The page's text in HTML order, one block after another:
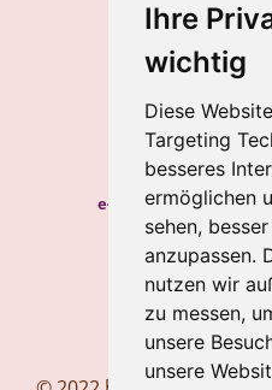
Ihre
wichtig
Diese
Targeting
besseres
ermöglichen
sehen,
anzupassen.
nutzen wir
zu messen,
unsere
unsere
Wilhelmstraße
Handy:+49
e-mail:
Newsletter